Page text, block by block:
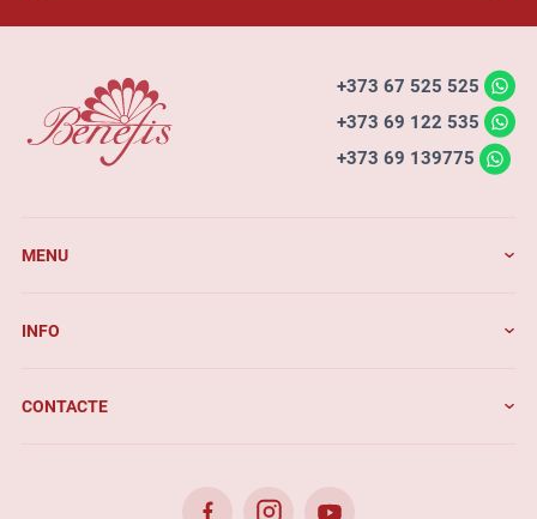
+373 67 525 525
+373 69 122 535
+373 69 139775
MENU
INFO
CONTACTE